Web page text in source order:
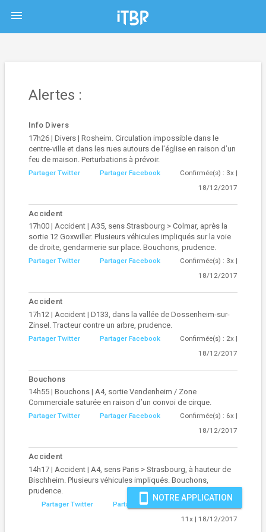
menu
Alertes :
Info Divers
17h26 | Divers | Rosheim. Circulation impossible dans le
centre-ville et dans les rues autours de l'église en raison d’un
feu de maison. Perturbations à prévoir.
Partager Twitter Partager Facebook
Confirmée(s) : 3x |
18/12/2017
Accident
17h00 | Accident | A35, sens Strasbourg > Colmar, après la
sortie 12 Goxwiller. Plusieurs véhicules impliqués sur la voie
de droite, gendarmerie sur place. Bouchons, prudence.
Partager Twitter Partager Facebook
Confirmée(s) : 3x |
18/12/2017
Accident
17h12 | Accident | D133, dans la vallée de Dossenheim-sur-
Zinsel. Tracteur contre un arbre, prudence.
Partager Twitter Partager Facebook
Confirmée(s) : 2x |
18/12/2017
Bouchons
14h55 | Bouchons | A4, sortie Vendenheim / Zone
Commerciale saturée en raison d’un convoi de cirque.
Partager Twitter Partager Facebook
Confirmée(s) : 6x |
18/12/2017
Accident
14h17 | Accident | A4, sens Paris > Strasbourg, à hauteur de
Bischheim. Plusieurs véhicules impliqués. Bouchons,
prudence.
Partager Twitter Partager Facebook
11x | 18/12/2017
smartphone NOTRE APPLICATION